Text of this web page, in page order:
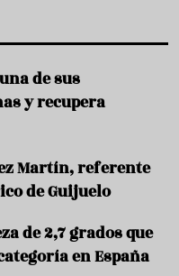
de sus
y recupera
Martín, referente
de Guijuelo
de 2,7 grados que
en España